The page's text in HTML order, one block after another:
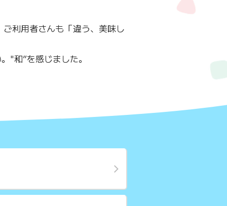
利用者さんも「違う、美味し
"和”を感じました。